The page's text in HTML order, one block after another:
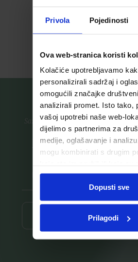
Privola Pojedinosti
Ova web-stranica koristi
Kolačiće upotrebljavamo
personalizirali sadržaj i
omogućili značajke
analizirali promet. Isto tako,
vašoj upotrebi naše web-
dijelimo s partnerima za
medije, oglašavanje i
mogu kombinirati s drugim
ste upotrebljavali njihove
Dopusti sve
Prilagodi
Saznajte prvi za nove proizvode i
Prijavite se na listu
Prijava ⟶